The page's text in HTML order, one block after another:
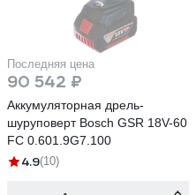
Последняя цена
90 542 ₽
Аккумуляторная дрель-
шуруповерт Bosch GSR 18V-60
FC 0.601.9G7.100
4.9(10)